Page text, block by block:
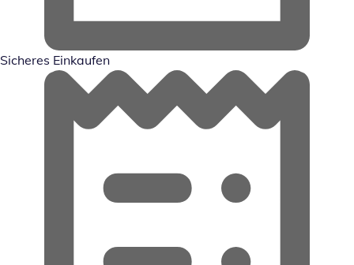
Sicheres Einkaufen